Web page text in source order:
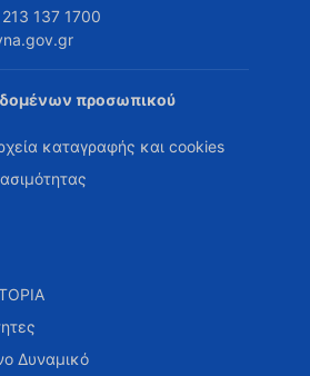
137 1700
προσωπικού
καταγραφής και cookies
Δυναμικό